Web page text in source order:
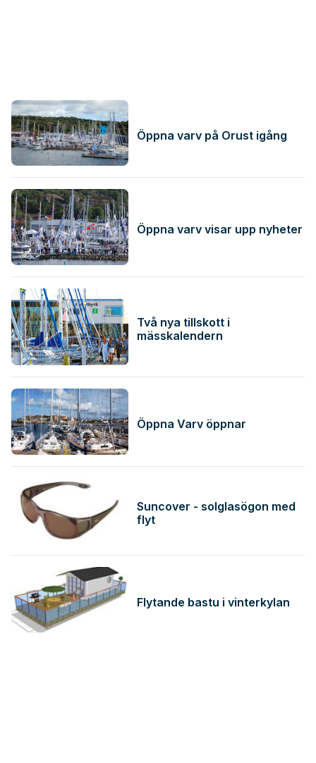
Öppna varv på Orust igång
Öppna varv visar upp nyheter
Två nya tillskott i
mässkalendern
Öppna Varv öppnar
Suncover - solglasögon med
flyt
Flytande bastu i vinterkylan